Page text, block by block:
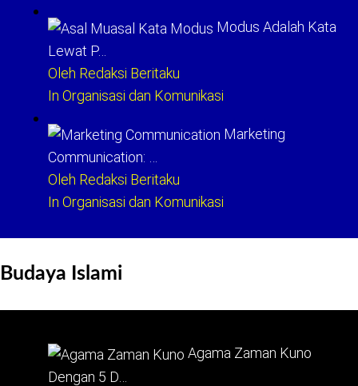
Modus Adalah Kata
Lewat P…
Oleh Redaksi Beritaku
In Organisasi dan Komunikasi
Marketing
Communication: …
Oleh Redaksi Beritaku
In Organisasi dan Komunikasi
Budaya Islami
Agama Zaman Kuno
Dengan 5 D…